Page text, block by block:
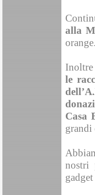
alla
orange.
Inoltre
le
Casa
grandi
nostri